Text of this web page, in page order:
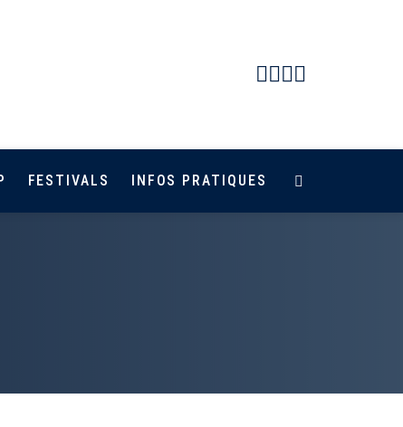
Facebook
Instagram
Youtube
Newsletter
FESTIVALS INFOS PRATIQUES